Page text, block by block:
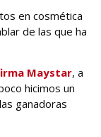
en cosmética
de las que ha
Maystar, a
hicimos un
ganadoras